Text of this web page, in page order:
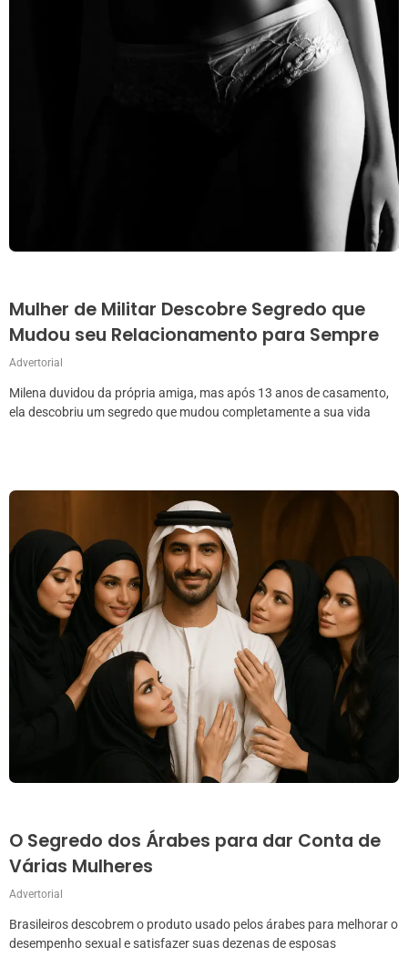
Mulher de Militar Descobre Segredo que
Mudou seu Relacionamento para Sempre
Advertorial
Milena duvidou da própria amiga, mas após 13 anos de casamento,
ela descobriu um segredo que mudou completamente a sua vida
O Segredo dos Árabes para dar Conta de
Várias Mulheres
Advertorial
Brasileiros descobrem o produto usado pelos árabes para melhorar o
desempenho sexual e satisfazer suas dezenas de esposas